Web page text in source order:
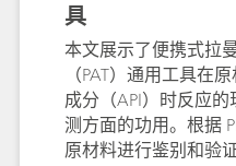
表面检测到API。因此
面增强拉曼光谱（
拉曼光谱仪识别阿
（<0.2%）API。如
察到相应的SERS特
药。该方法证明了
具
本文展示了便携式拉
（PAT）通用工具在
成分（API）时反应
测方面的功用。根据
原材料进行鉴别和验